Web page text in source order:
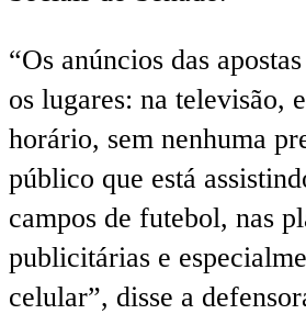
“Os anúncios das
os lugares: na televisão,
horário, sem nenhuma
público que está
campos de futebol, nas
publicitárias e
celular”, disse a